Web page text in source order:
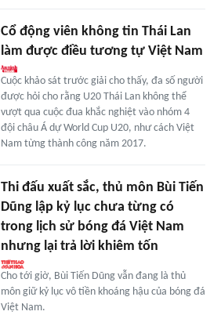
Cổ động viên không tin Thái Lan
làm được điều tương tự Việt Nam
Cuộc khảo sát trước giải cho thấy, đa số người
được hỏi cho rằng U20 Thái Lan không thể
vượt qua cuộc đua khắc nghiệt vào nhóm 4
đội châu Á dự World Cup U20, như cách Việt
Nam từng thành công năm 2017.
Thi đấu xuất sắc, thủ môn Bùi Tiến
Dũng lập kỷ lục chưa từng có
trong lịch sử bóng đá Việt Nam
nhưng lại trả lời khiêm tốn
Cho tới giờ, Bùi Tiến Dũng vẫn đang là thủ
môn giữ kỷ lục vô tiền khoáng hậu của bóng đá
Việt Nam.